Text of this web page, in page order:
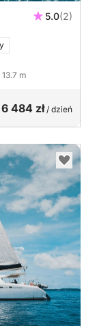
5.0(2)
13.7 m
6 484 zł/ dzień